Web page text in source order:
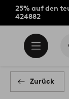
25% auf den
424882
Zurück